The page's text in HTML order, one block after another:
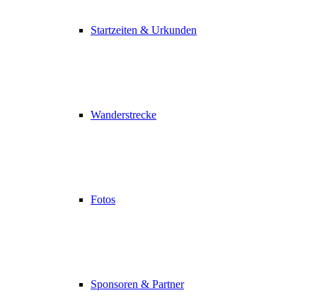
Startzeiten & Urkunden
Wanderstrecke
Fotos
Sponsoren & Partner